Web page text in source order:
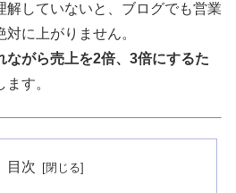
解していないと、ブログでも営業
に上がりません。
ながら売上を2倍、3倍にするた
す。
目次